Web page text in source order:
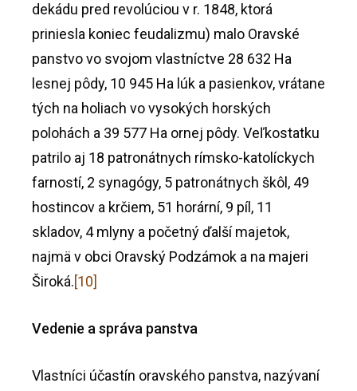
dekádu pred revolúciou v r. 1848, ktorá
priniesla koniec feudalizmu) malo Oravské
panstvo vo svojom vlastníctve 28 632 Ha
lesnej pôdy, 10 945 Ha lúk a pasienkov, vrátane
tých na holiach vo vysokých horských
polohách a 39 577 Ha ornej pôdy. Veľkostatku
patrilo aj 18 patronátnych rímsko-katolíckych
farností, 2 synagógy, 5 patronátnych škôl, 49
hostincov a krčiem, 51 horární, 9 píl, 11
skladov, 4 mlyny a početný ďalší majetok,
najmä v obci Oravský Podzámok a na majeri
Široká.[10]
Vedenie a správa panstva
Vlastníci účastín oravského panstva, nazývaní